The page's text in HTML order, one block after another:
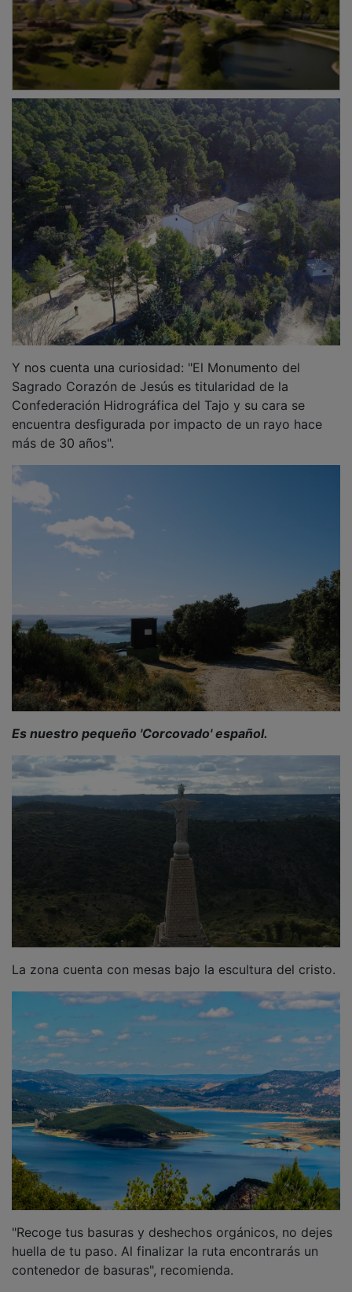
Y nos cuenta una curiosidad: "El Monumento del
Sagrado Corazón de Jesús es titularidad de la
Confederación Hidrográfica del Tajo y su cara se
encuentra desfigurada por impacto de un rayo hace
más de 30 años".
Es nuestro pequeño 'Corcovado' español.
La zona cuenta con mesas bajo la escultura del cristo.
"Recoge tus basuras y deshechos orgánicos, no dejes
huella de tu paso. Al finalizar la ruta encontrarás un
contenedor de basuras", recomienda.